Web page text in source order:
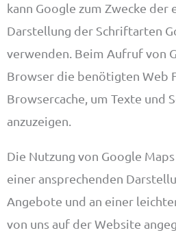
kann Google zum Zwecke der
Darstellung der Schriftarten
verwenden. Beim Aufruf von
Browser die benötigten Web
Browsercache, um Texte und
anzuzeigen.
Die Nutzung von Google
einer ansprechenden
Angebote und an einer
von uns auf der Website